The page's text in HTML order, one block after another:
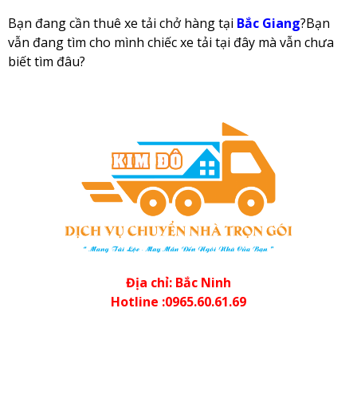
Bạn đang cần thuê xe tải chở hàng tại Bắc Giang?Bạn
vẫn đang tìm cho mình chiếc xe tải tại đây mà vẫn chưa
biết tìm đâu?
Địa chỉ: Bắc Ninh
Hotline :0965.60.61.69